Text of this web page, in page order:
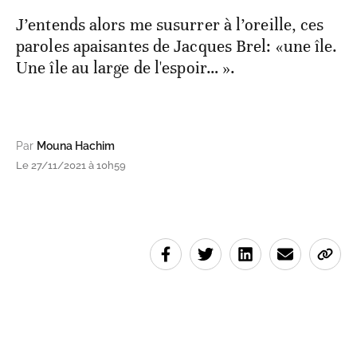
J’entends alors me susurrer à l’oreille, ces
paroles apaisantes de Jacques Brel: «une île.
Une île au large de l'espoir… ».
Par Mouna Hachim
Le 27/11/2021 à 10h59